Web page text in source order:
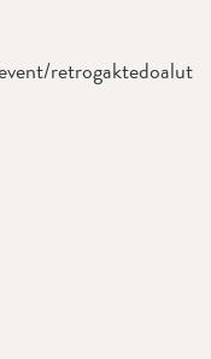
retrogaktedoalut